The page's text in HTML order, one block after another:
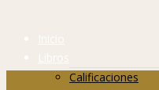
Inicio
Libros
Calificaciones